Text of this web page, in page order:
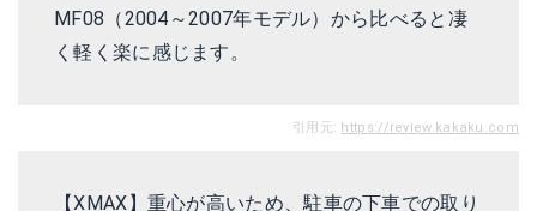
MF08（2004～2007年モデル）から比べると凄
く軽く楽に感じます。
引用元: https://review.kakaku.com
【XMAX】重心が高いため、駐車の下車での取り